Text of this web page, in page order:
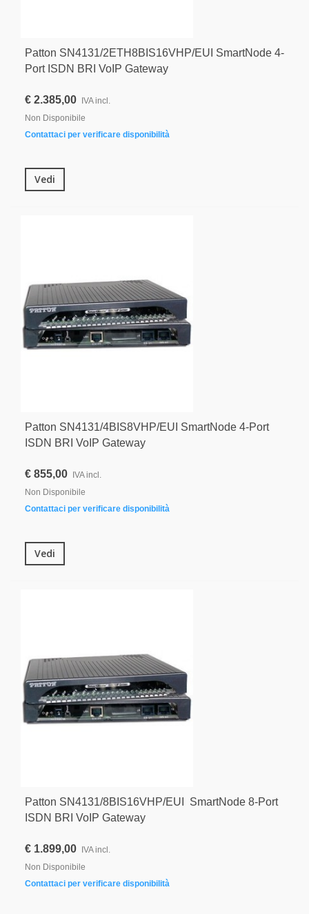
Patton SN4131/2ETH8BIS16VHP/EUI SmartNode 4-
Port ISDN BRI VoIP Gateway
€ 2.385,00 IVA incl.
Non Disponibile
Contattaci per verificare disponibilità
Vedi
Patton SN4131/4BIS8VHP/EUI SmartNode 4-Port
ISDN BRI VoIP Gateway
€ 855,00
IVA incl.
Non Disponibile
Contattaci per verificare disponibilità
Vedi
Patton SN4131/8BIS16VHP/EUI SmartNode 8-Port
ISDN BRI VoIP Gateway
€ 1.899,00
IVA incl.
Non Disponibile
Contattaci per verificare disponibilità